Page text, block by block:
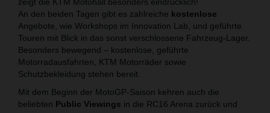
An den beiden Tagen gibt es zahlreiche kostenlose
Angebote, wie Workshops im Innovation Lab, und geführte
Touren mit Blick in das sonst verschlossene Fahrzeug-Lager.
Besonders bewegend – kostenlose, geführte
Motorradausfahrten, KTM Motorräder sowie
Schutzbekleidung stehen bereit.
Mit dem Beginn der MotoGP-Saison kehren auch die
beliebten Public Viewings in die RC16 Arena zurück und